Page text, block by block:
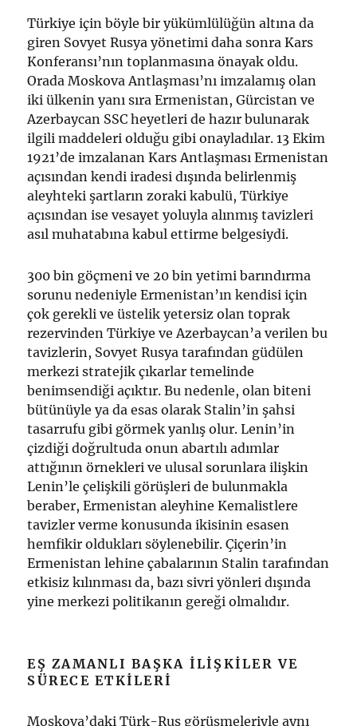
Türkiye için böyle bir yükümlülüğün altına da
giren Sovyet Rusya yönetimi daha sonra Kars
Konferansı’nın toplanmasına önayak oldu.
Orada Moskova Antlaşması’nı imzalamış olan
iki ülkenin yanı sıra Ermenistan, Gürcistan ve
Azerbaycan SSC heyetleri de hazır bulunarak
ilgili maddeleri olduğu gibi onayladılar. 13 Ekim
1921’de imzalanan Kars Antlaşması Ermenistan
açısından kendi iradesi dışında belirlenmiş
aleyhteki şartların zoraki kabulü, Türkiye
açısından ise vesayet yoluyla alınmış tavizleri
asıl muhatabına kabul ettirme belgesiydi.
300 bin göçmeni ve 20 bin yetimi barındırma
sorunu nedeniyle Ermenistan’ın kendisi için
çok gerekli ve üstelik yetersiz olan toprak
rezervinden Türkiye ve Azerbaycan’a verilen bu
tavizlerin, Sovyet Rusya tarafından güdülen
merkezi stratejik çıkarlar temelinde
benimsendiği açıktır. Bu nedenle, olan biteni
bütünüyle ya da esas olarak Stalin’in şahsi
tasarrufu gibi görmek yanlış olur. Lenin’in
çizdiği doğrultuda onun abartılı adımlar
attığının örnekleri ve ulusal sorunlara ilişkin
Lenin’le çelişkili görüşleri de bulunmakla
beraber, Ermenistan aleyhine Kemalistlere
tavizler verme konusunda ikisinin esasen
hemfikir oldukları söylenebilir. Çiçerin’in
Ermenistan lehine çabalarının Stalin tarafından
etkisiz kılınması da, bazı sivri yönleri dışında
yine merkezi politikanın gereği olmalıdır.
EŞ ZAMANLI BAŞKA ILIŞKILER VE
SÜRECE ETKILERI
Moskova’daki Türk-Rus görüşmeleriyle aynı